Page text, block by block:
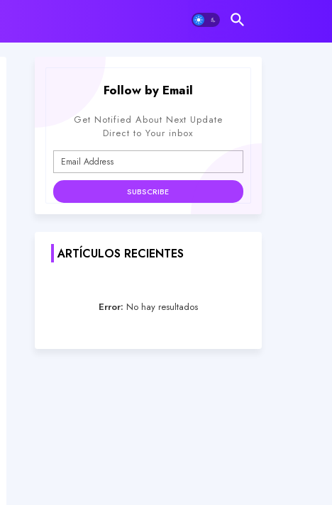
Follow by Email
Get Notified About Next Update
Direct to Your inbox
ARTÍCULOS RECIENTES
Error: No hay resultados